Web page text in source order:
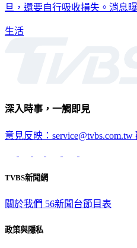
旦，還要自行吸收損失。消息
生活
深入時事，一觸即見
意見反映：service@tvbs.com.tw
TVBS新聞網
關於我們 56新聞台節目表
政策與隱私